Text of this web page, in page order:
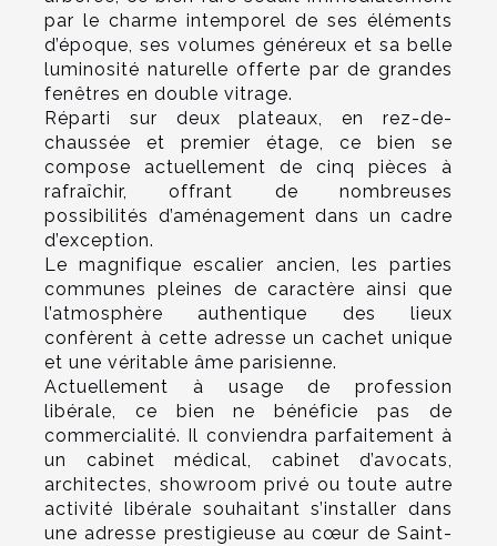
par le charme intemporel de ses éléments
d’époque, ses volumes généreux et sa belle
luminosité naturelle offerte par de grandes
fenêtres en double vitrage.
Réparti sur deux plateaux, en rez-de-
chaussée et premier étage, ce bien se
compose actuellement de cinq pièces à
rafraîchir, offrant de nombreuses
possibilités d’aménagement dans un cadre
d’exception.
Le magnifique escalier ancien, les parties
communes pleines de caractère ainsi que
l’atmosphère authentique des lieux
confèrent à cette adresse un cachet unique
et une véritable âme parisienne.
Actuellement à usage de profession
libérale, ce bien ne bénéficie pas de
commercialité. Il conviendra parfaitement à
un cabinet médical, cabinet d’avocats,
architectes, showroom privé ou toute autre
activité libérale souhaitant s’installer dans
une adresse prestigieuse au cœur de Saint-